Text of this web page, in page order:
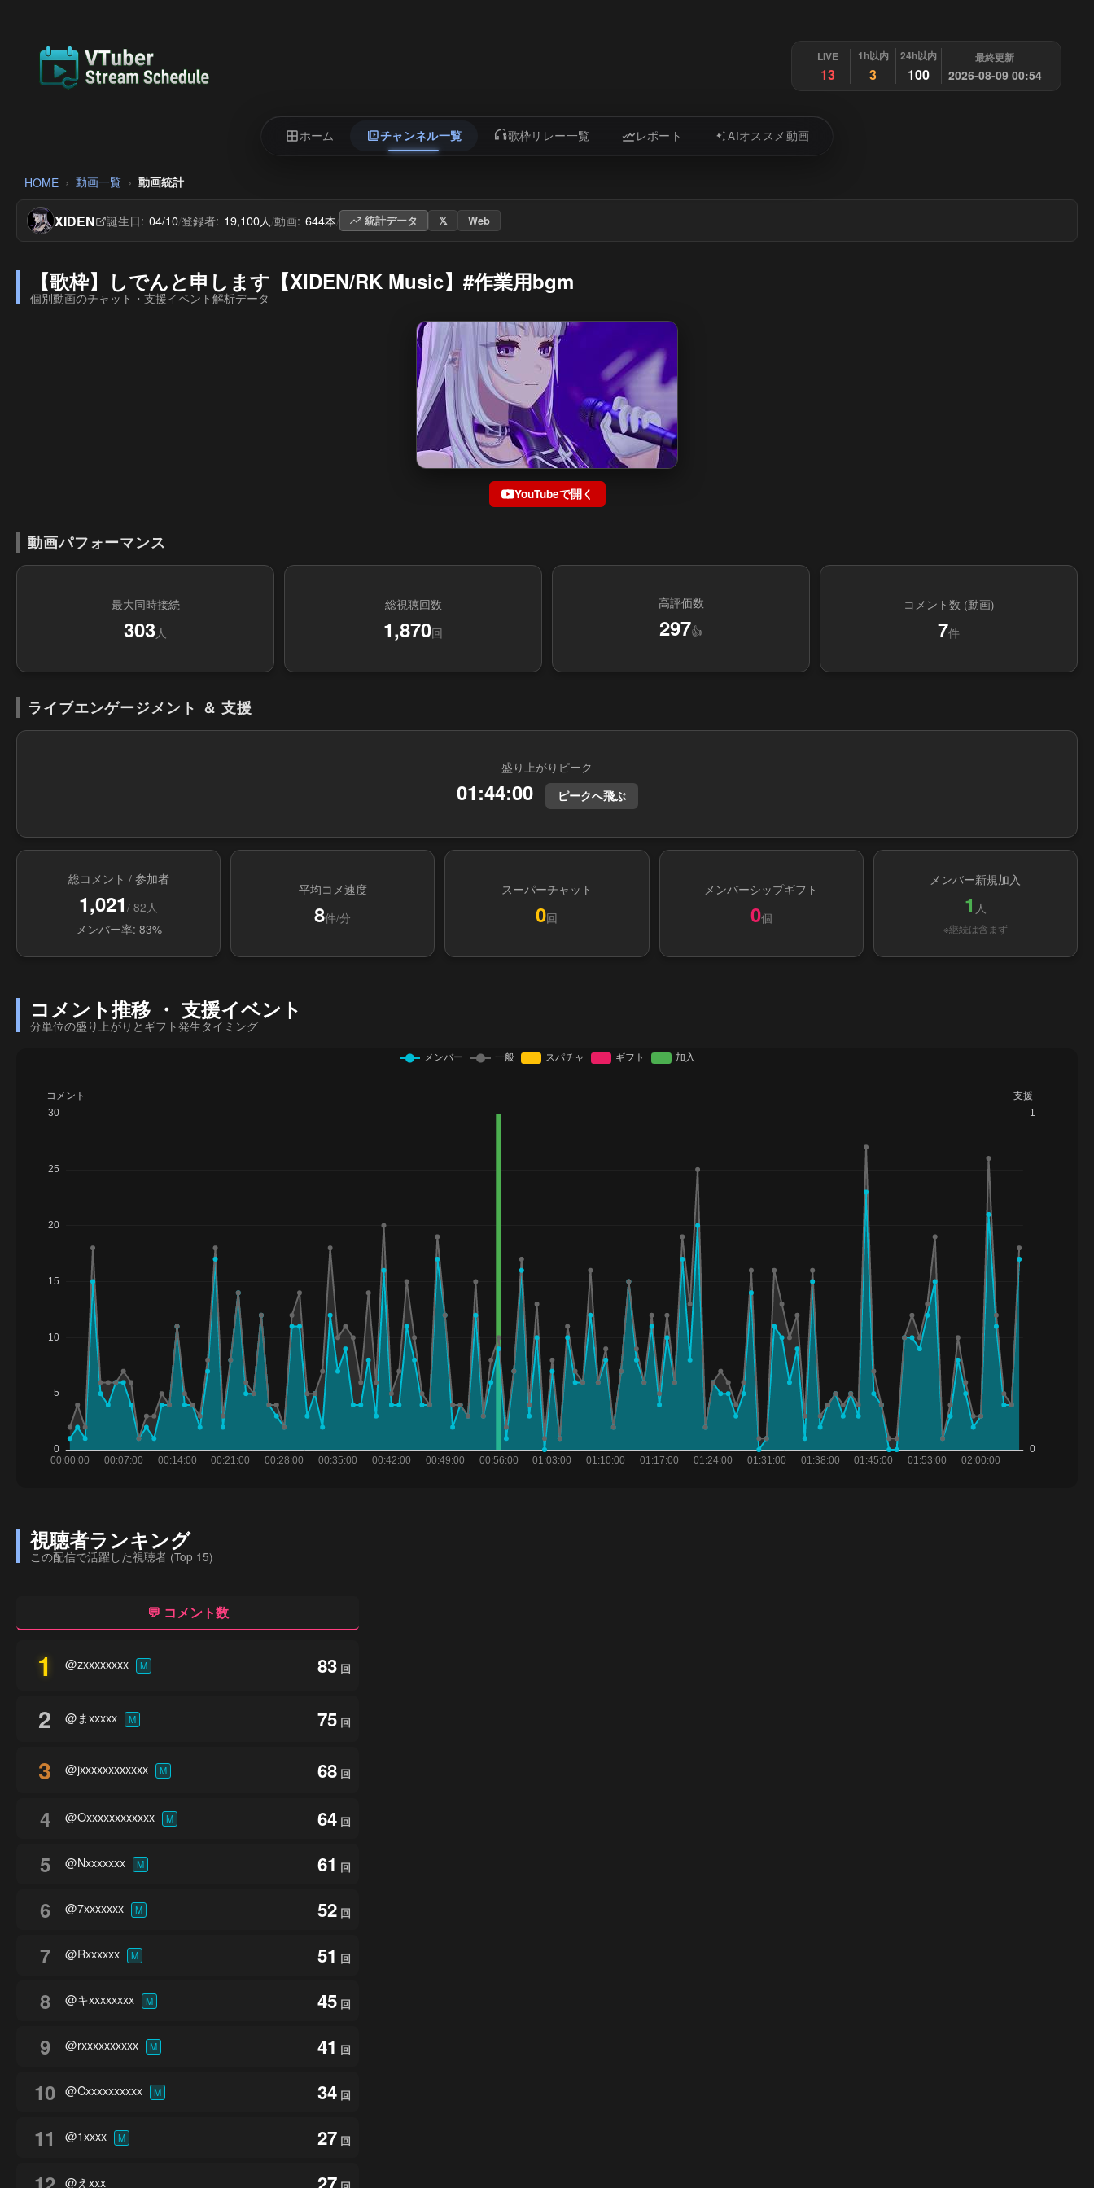
LIVE
13
1h以内
3
24h以内
100
最終更新
2026-08-09 00:54
ホーム チャンネル一覧 歌枠リレー一覧 レポート AIオススメ動画
HOME 動画一覧 動画統計
XIDEN 誕生日: 04/10/登録者: 19,100人/動画: 644本/ 統計データ 𝕏 Web
【歌枠】しでんと申します【XIDEN/RK Music】#作業用bgm
個別動画のチャット・支援イベント解析データ
YouTubeで開く
動画パフォーマンス
最大同時接続
303人
総視聴回数
1,870回
高評価数
297👍
コメント数 (動画)
7件
ライブエンゲージメント ＆ 支援
盛り上がりピーク
01:44:00 ピークへ飛ぶ
総コメント / 参加者
1,021/ 82人
メンバー率: 83%
平均コメ速度
8件/分
スーパーチャット
0回
メンバーシップギフト
0個
メンバー新規加入
1 人
※継続は含まず
コメント推移 ・ 支援イベント
分単位の盛り上がりとギフト発生タイミング
視聴者ランキング
この配信で活躍した視聴者 (Top 15)
💬 コメント数
1 @zxxxxxxxx M 83 回
2 @まxxxxx M 75 回
3 @jxxxxxxxxxxxx M 68 回
4 @Oxxxxxxxxxxxx M 64 回
5 @Nxxxxxxx M 61 回
6 @7xxxxxxx M 52 回
7 @Rxxxxxx M 51 回
8 @キxxxxxxxx M 45 回
9 @rxxxxxxxxxx M 41 回
10 @Cxxxxxxxxxx M 34 回
11 @1xxxx M 27 回
@えxxx